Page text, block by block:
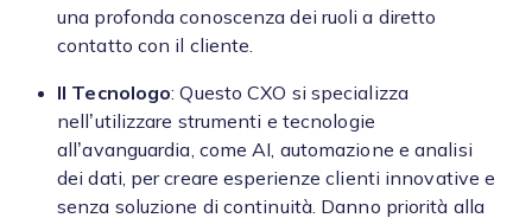
una profonda conoscenza dei ruoli a diretto
contatto con il cliente.
Il Tecnologo: Questo CXO si specializza
nell’utilizzare strumenti e tecnologie
all’avanguardia, come AI, automazione e analisi
dei dati, per creare esperienze clienti innovative e
senza soluzione di continuità. Danno priorità alla